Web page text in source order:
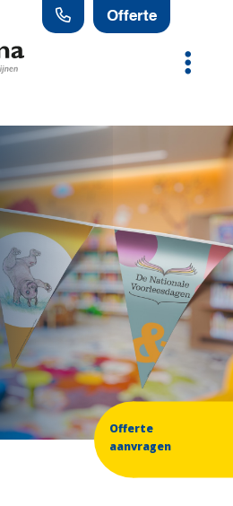
Offerte
Offerte
aanvragen